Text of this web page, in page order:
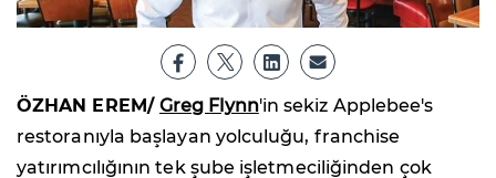
ÖZHAN EREM/ Greg Flynn'in sekiz Applebee's
restoranıyla başlayan yolculuğu, franchise
yatırımcılığının tek şube işletmeciliğinden çok